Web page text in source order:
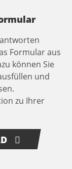
Formular aus
können Sie
und
zu Ihrer